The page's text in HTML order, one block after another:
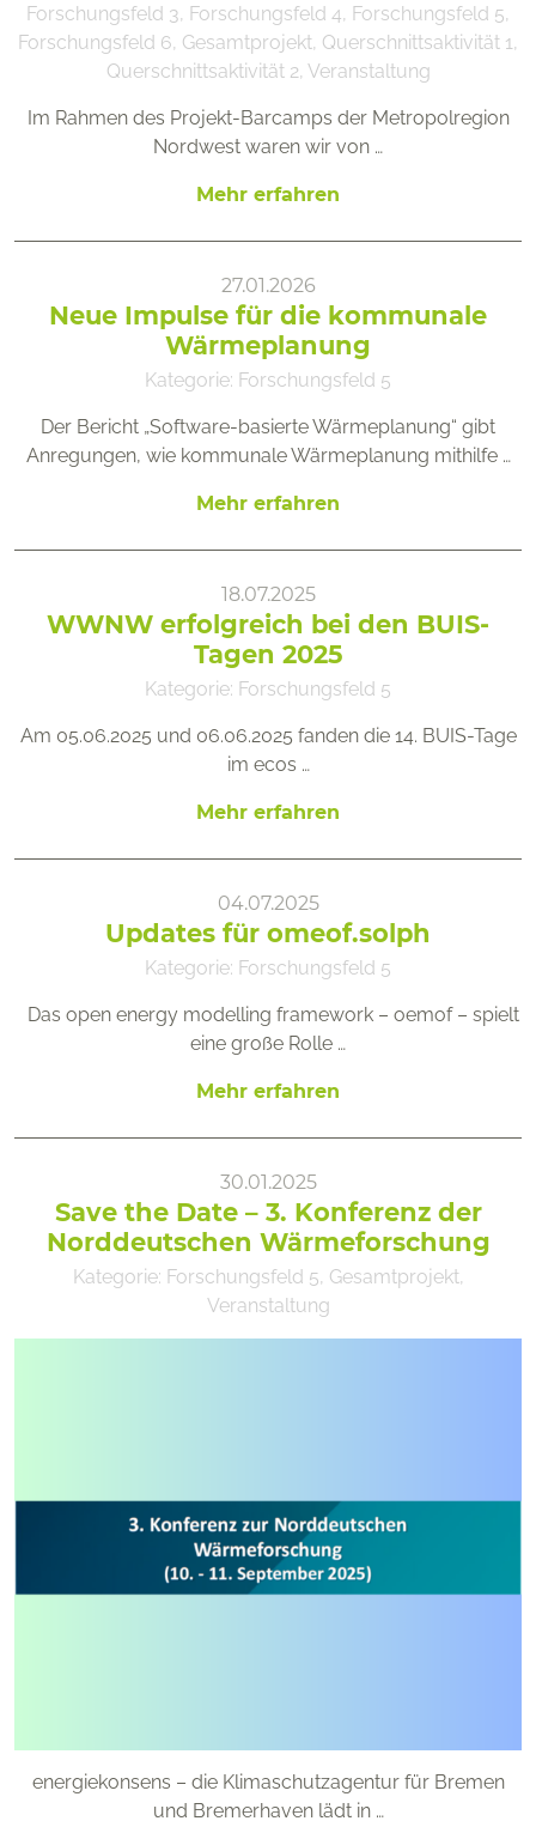
Förderkennzeichen 03SF0624
Forschungsfeld 3, Forschungsfeld 4, Forschungsfeld 5,
Forschungsfeld 6, Gesamtprojekt, Querschnittsaktivität 1,
Querschnittsaktivität 2, Veranstaltung
Im Rahmen des Projekt-Barcamps der Metropolregion
Nordwest waren wir von …
Mehr erfahren
27.01.2026
Neue Impulse für die kommunale
Wärmeplanung
Kategorie: Forschungsfeld 5
Der Bericht „Software-basierte Wärmeplanung“ gibt
Anregungen, wie kommunale Wärmeplanung mithilfe …
Mehr erfahren
18.07.2025
WWNW erfolgreich bei den BUIS-
Tagen 2025
Kategorie: Forschungsfeld 5
Am 05.06.2025 und 06.06.2025 fanden die 14. BUIS-Tage
im ecos …
Mehr erfahren
04.07.2025
Updates für omeof.solph
Kategorie: Forschungsfeld 5
Das open energy modelling framework – oemof – spielt
eine große Rolle …
Mehr erfahren
30.01.2025
Save the Date – 3. Konferenz der
Norddeutschen Wärmeforschung
Kategorie: Forschungsfeld 5, Gesamtprojekt,
Veranstaltung
energiekonsens – die Klimaschutzagentur für Bremen
und Bremerhaven lädt in …